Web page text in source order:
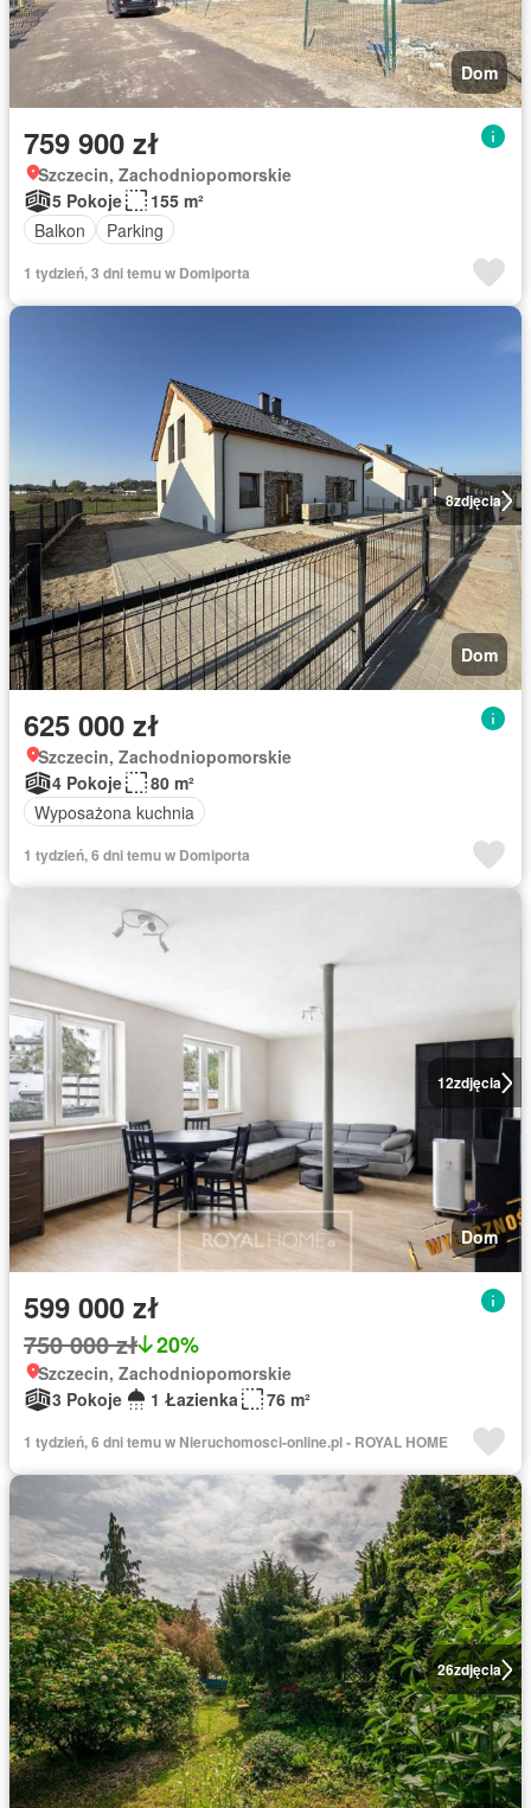
Dom
759 900 zł
Szczecin, Zachodniopomorskie
5 Pokoje
155 m²
Balkon
Parking
1 tydzień, 3 dni temu w Domiporta
8zdjęcia
Dom
625 000 zł
Szczecin, Zachodniopomorskie
4 Pokoje
80 m²
Wyposażona kuchnia
1 tydzień, 6 dni temu w Domiporta
12zdjęcia
Dom
599 000 zł
750 000 zł 20%
Szczecin, Zachodniopomorskie
3 Pokoje
1 Łazienka 76 m²
1 tydzień, 6 dni temu w Nieruchomosci-online.pl - ROYAL HOME
26zdjęcia